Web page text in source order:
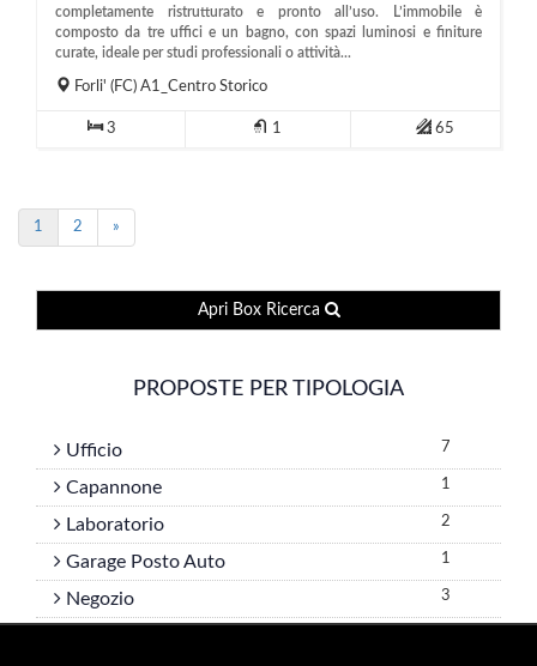
completamente ristrutturato e pronto all’uso. L’immobile è
composto da tre uffici e un bagno, con spazi luminosi e finiture
curate, ideale per studi professionali o attività...
Forli' (FC) A1_Centro Storico
3 1 65
1 2 »
Apri Box Ricerca
PROPOSTE PER TIPOLOGIA
Ufficio 7
Capannone 1
Laboratorio 2
Garage Posto Auto 1
Negozio 3